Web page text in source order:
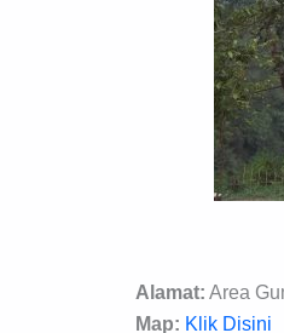
Alamat: Area
Map: Klik Disini